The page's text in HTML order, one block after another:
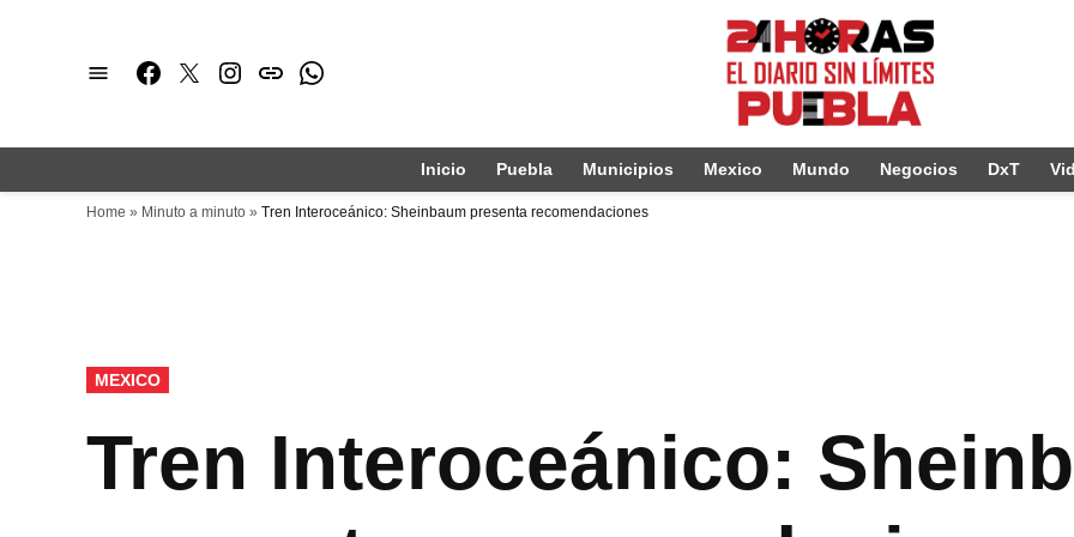
Facebook
TwitterInstagram
issuuWhatsapp
Inicio Puebla Municipios Mexico Mundo Negocios DxT
Home » Minuto a minuto » Tren Interoceánico: Sheinbaum presenta recomendaciones
PUBLICADO
EN
MEXICO
Tren Interoceánico: